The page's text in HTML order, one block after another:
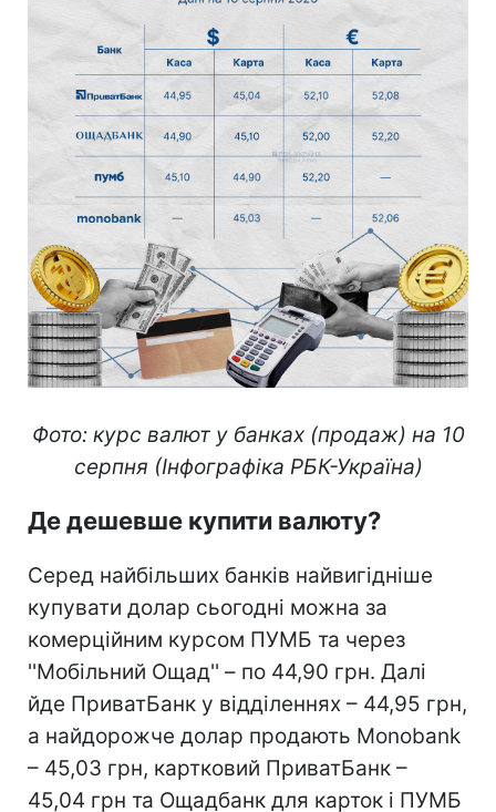
Фото: курс валют у банках (продаж) на 10
серпня (Інфографіка РБК-Україна)
Де дешевше купити валюту?
Серед найбільших банків найвигідніше
купувати долар сьогодні можна за
комерційним курсом ПУМБ та через
''Мобільний Ощад'' – по 44,90 грн. Далі
йде ПриватБанк у відділеннях – 44,95 грн,
а найдорожче долар продають Monobank
– 45,03 грн, картковий ПриватБанк –
45,04 грн та Ощадбанк для карток і ПУМБ